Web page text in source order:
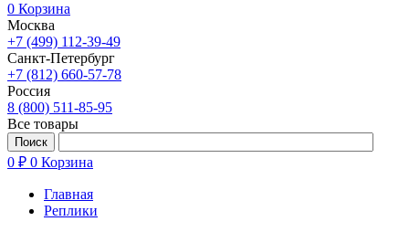
0 Корзина
Москва
+7 (499) 112-39-49
Санкт-Петербург
+7 (812) 660-57-78
Россия
8 (800) 511-85-95
Все товары
0 ₽ 0 Корзина
Главная
Реплики